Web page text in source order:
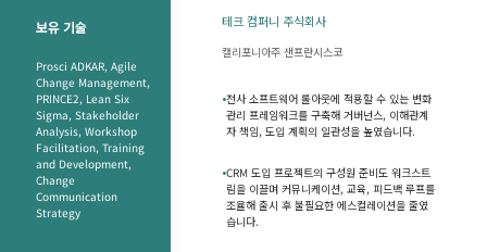
보유 기술
Prosci ADKAR, Agile
Change Management,
PRINCE2, Lean Six
Sigma, Stakeholder
Analysis, Workshop
Facilitation, Training
and Development,
Change
Communication
Strategy
테크 컴퍼니 주식회사
캘리포니아주 샌프란시스코
•전사 소프트웨어 롤아웃에 적용할 수 있는 변화
관리 프레임워크를 구축해 거버넌스, 이해관계
자 책임, 도입 계획의 일관성을 높였습니다.
•CRM 도입 프로젝트의 구성원 준비도 워크스트
림을 이끌며 커뮤니케이션, 교육, 피드백 루프를
조율해 출시 후 불필요한 에스컬레이션을 줄였
습니다.